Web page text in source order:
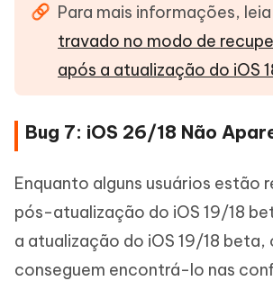
Para mais informações,
travado no modo de
após a atualização do iOS
Bug 7: iOS 26/18 Não
Enquanto alguns usuários estão
pós-atualização do iOS 19/18
a atualização do iOS 19/18 beta,
conseguem encontrá-lo nas